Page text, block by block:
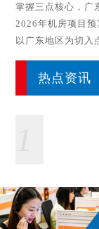
热点资讯